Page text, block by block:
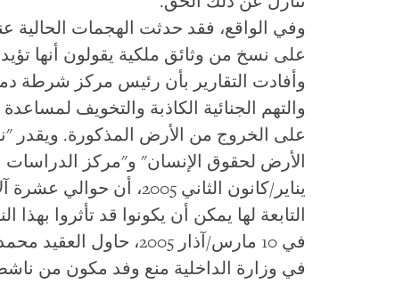
وفي الواقع، فقد حدثت الهجمات
على نسخ من وثائق ملكية يقولون أنها
وأفادت التقارير بأن رئيس مركز شرطة
والتهم الجنائية الكاذبة والتخويف
على الخروج من الأرض المذكورة. ويقدر
الأرض لحقوق الإنسان" و"مركز الدراسات
يناير/كانون الثاني 2005،
التابعة لها يمكن أن يكونوا قد تأثروا بهذا
في 10 مارس/آذار 2005،
في وزارة الداخلية منع وفد مكون من